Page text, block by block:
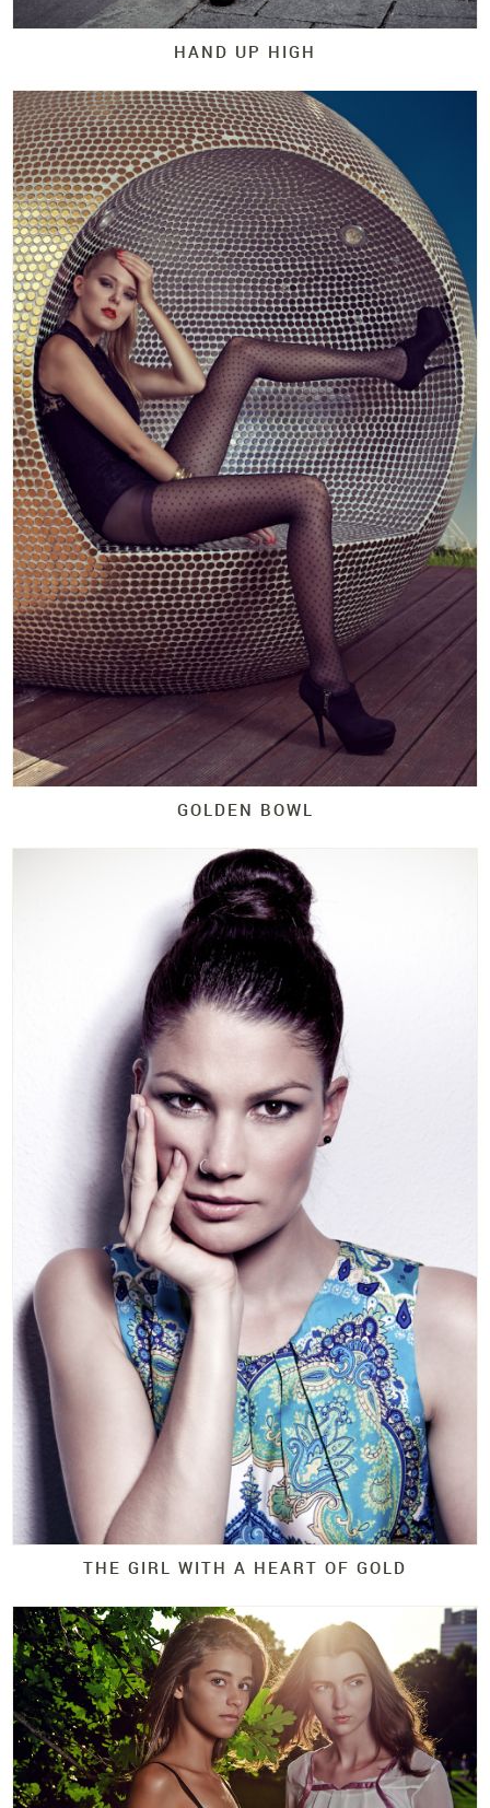
HAND UP HIGH
GOLDEN BOWL
THE GIRL WITH A HEART OF GOLD